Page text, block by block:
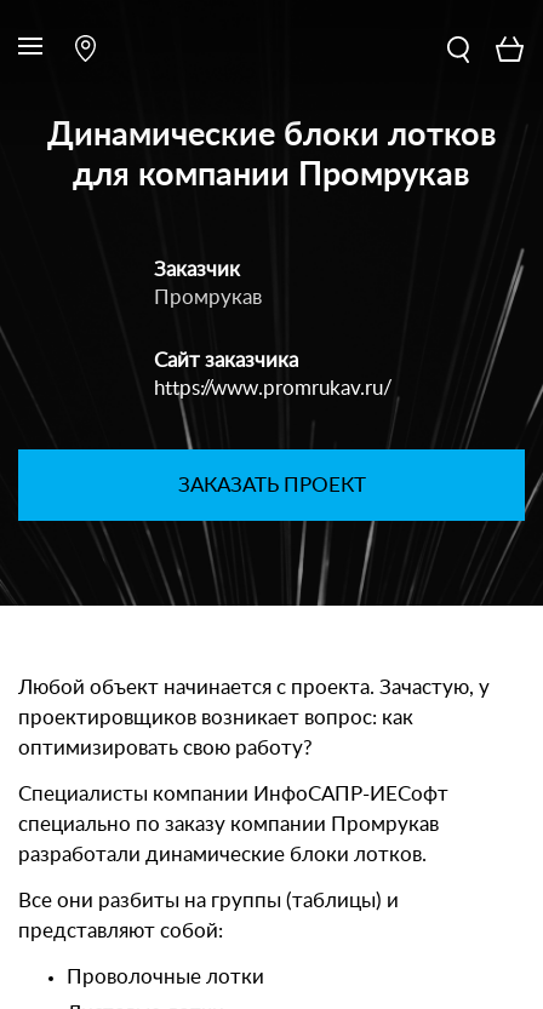
Динамические блоки лотков
для компании Промрукав
Заказчик
Промрукав
Сайт заказчика
https://www.promrukav.ru/
ЗАКАЗАТЬ ПРОЕКТ
Любой объект начинается с проекта. Зачастую, у
проектировщиков возникает вопрос: как
оптимизировать свою работу?
Специалисты компании ИнфоСАПР-ИЕСофт
специально по заказу компании Промрукав
разработали динамические блоки лотков.
Все они разбиты на группы (таблицы) и
представляют собой:
Проволочные лотки